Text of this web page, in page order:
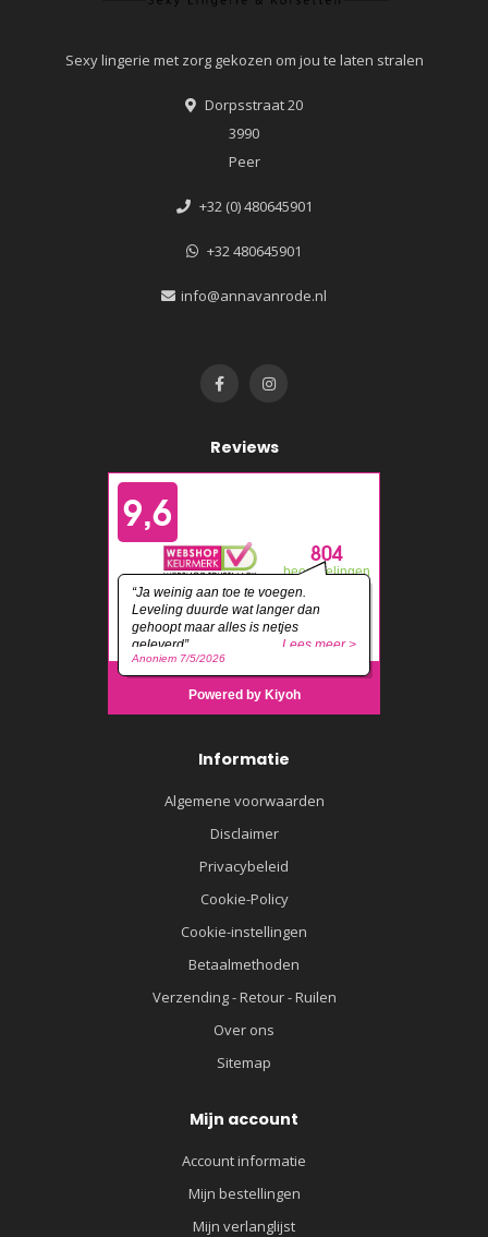
Sexy lingerie met zorg gekozen om jou te laten stralen
Dorpsstraat 20
3990
Peer
+32 (0) 480645901
+32 480645901
info@annavanrode.nl
Reviews
Informatie
Algemene voorwaarden
Disclaimer
Privacybeleid
Cookie-Policy
Cookie-instellingen
Betaalmethoden
Verzending - Retour - Ruilen
Over ons
Sitemap
Mijn account
Account informatie
Mijn bestellingen
Mijn verlanglijst